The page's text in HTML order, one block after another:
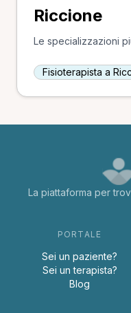
Riccione
Le specializzazioni
Fisioterapista a
La piattaforma per
PORTALE
Sei un paziente?
Sei un terapista?
Blog